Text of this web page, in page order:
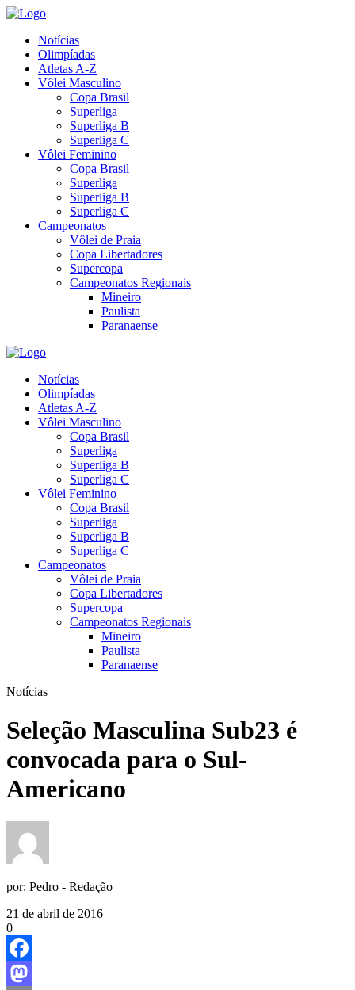
Notícias
Olimpíadas
Atletas A-Z
Vôlei Masculino
Copa Brasil
Superliga
Superliga B
Superliga C
Vôlei Feminino
Copa Brasil
Superliga
Superliga B
Superliga C
Campeonatos
Vôlei de Praia
Copa Libertadores
Supercopa
Campeonatos Regionais
Mineiro
Paulista
Paranaense
Notícias
Olimpíadas
Atletas A-Z
Vôlei Masculino
Copa Brasil
Superliga
Superliga B
Superliga C
Vôlei Feminino
Copa Brasil
Superliga
Superliga B
Superliga C
Campeonatos
Vôlei de Praia
Copa Libertadores
Supercopa
Campeonatos Regionais
Mineiro
Paulista
Paranaense
Notícias
Seleção Masculina Sub23 é
convocada para o Sul-
Americano
por: Pedro - Redação
21 de abril de 2016
0
Facebook